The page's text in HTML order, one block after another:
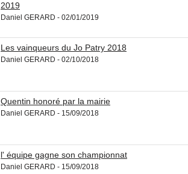
2019
Daniel GERARD - 02/01/2019
Les vainqueurs du Jo Patry 2018
Daniel GERARD - 02/10/2018
Quentin honoré par la mairie
Daniel GERARD - 15/09/2018
l' équipe gagne son championnat
Daniel GERARD - 15/09/2018